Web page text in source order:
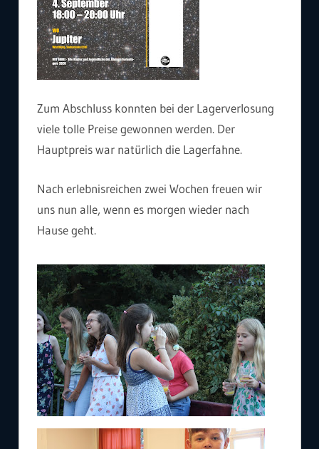
Zum Abschluss konnten bei der Lagerverlosung
viele tolle Preise gewonnen werden. Der
Hauptpreis war natürlich die Lagerfahne.
Nach erlebnisreichen zwei Wochen freuen wir
uns nun alle, wenn es morgen wieder nach
Hause geht.